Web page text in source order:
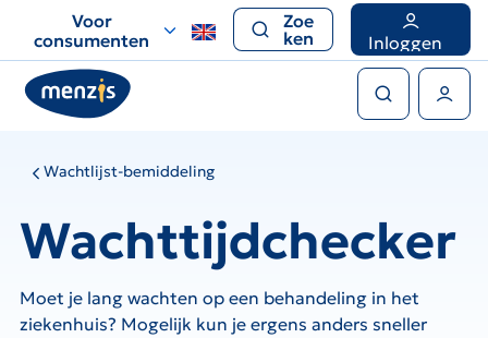
voor
snelle
navigatie
Voor
consumenten
Zoe
ken
Inloggen
Wachtlijst-bemiddeling
Wachttijdchecker
Moet je lang wachten op een behandeling in het
ziekenhuis? Mogelijk kun je ergens anders sneller